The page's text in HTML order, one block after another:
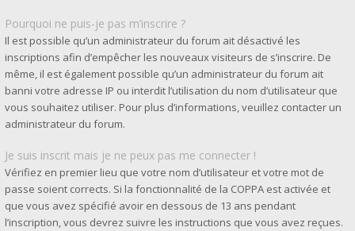
Pourquoi ne puis-je pas m’inscrire ?
Il est possible qu’un administrateur du forum ait désactivé les
inscriptions afin d’empêcher les nouveaux visiteurs de s’inscrire. De
même, il est également possible qu’un administrateur du forum ait
banni votre adresse IP ou interdit l’utilisation du nom d’utilisateur que
vous souhaitez utiliser. Pour plus d’informations, veuillez contacter un
administrateur du forum.
Je suis inscrit mais je ne peux pas me connecter !
Vérifiez en premier lieu que votre nom d’utilisateur et votre mot de
passe soient corrects. Si la fonctionnalité de la COPPA est activée et
que vous avez spécifié avoir en dessous de 13 ans pendant
l’inscription, vous devrez suivre les instructions que vous avez reçues.